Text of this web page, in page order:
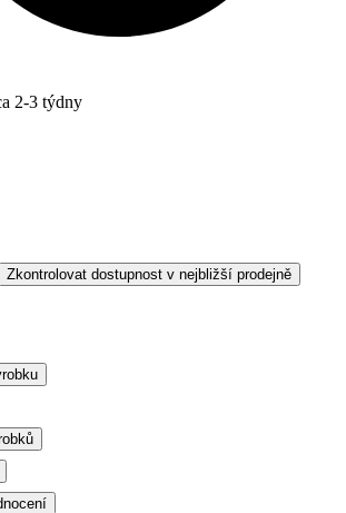
2-3 týdny
Zkontrolovat dostupnost v nejbližší prodejně